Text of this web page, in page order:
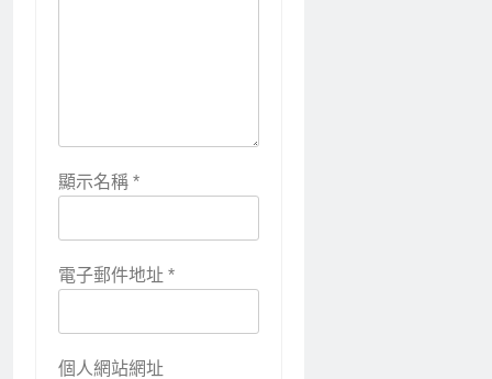
顯示名稱 *
電子郵件地址 *
個人網站網址